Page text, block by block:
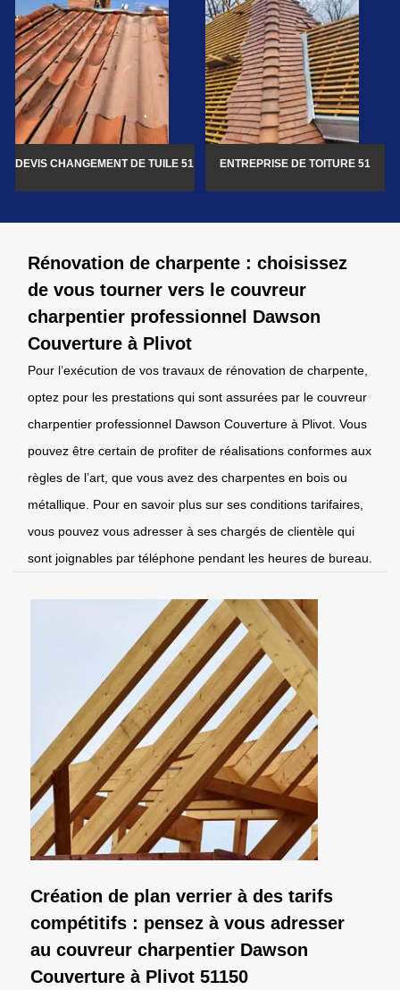
DEVIS CHANGEMENT DE TUILE 51 ENTREPRISE DE TOITURE 51
Rénovation de charpente : choisissez
de vous tourner vers le couvreur
charpentier professionnel Dawson
Couverture à Plivot
Pour l’exécution de vos travaux de rénovation de charpente,
optez pour les prestations qui sont assurées par le couvreur
charpentier professionnel Dawson Couverture à Plivot. Vous
pouvez être certain de profiter de réalisations conformes aux
règles de l’art, que vous avez des charpentes en bois ou
métallique. Pour en savoir plus sur ses conditions tarifaires,
vous pouvez vous adresser à ses chargés de clientèle qui
sont joignables par téléphone pendant les heures de bureau.
Création de plan verrier à des tarifs
compétitifs : pensez à vous adresser
au couvreur charpentier Dawson
Couverture à Plivot 51150